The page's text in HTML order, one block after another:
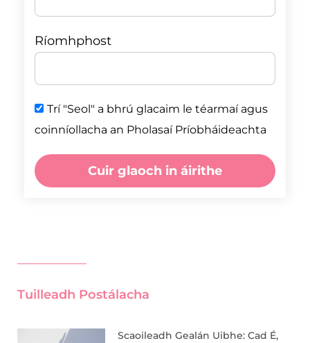
Ríomhphost
Trí "Seol" a bhrú glacaim le téarmaí agus
coinníollacha an Pholasaí Príobháideachta
Cuir glaoch in áirithe
Tuilleadh Postálacha
Scaoileadh Gealán Uibhe: Cad É,